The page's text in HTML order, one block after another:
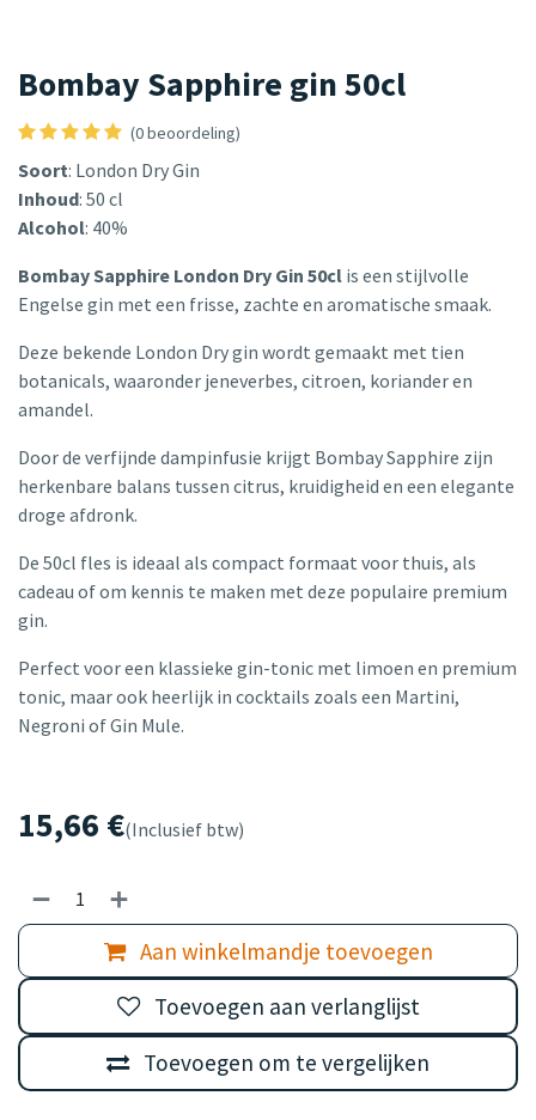
Bombay Sapphire gin 50cl
(0 beoordeling)
Soort: London Dry Gin
Inhoud: 50 cl
Alcohol: 40%
Bombay Sapphire London Dry Gin 50cl is een stijlvolle
Engelse gin met een frisse, zachte en aromatische smaak.
Deze bekende London Dry gin wordt gemaakt met tien
botanicals, waaronder jeneverbes, citroen, koriander en
amandel.
Door de verfijnde dampinfusie krijgt Bombay Sapphire zijn
herkenbare balans tussen citrus, kruidigheid en een elegante
droge afdronk.
De 50cl fles is ideaal als compact formaat voor thuis, als
cadeau of om kennis te maken met deze populaire premium
gin.
Perfect voor een klassieke gin-tonic met limoen en premium
tonic, maar ook heerlijk in cocktails zoals een Martini,
Negroni of Gin Mule.
15,66 €(Inclusief btw)
Aan winkelmandje toevoegen
Toevoegen om te vergelijken
Toevoegen aan verlanglijst